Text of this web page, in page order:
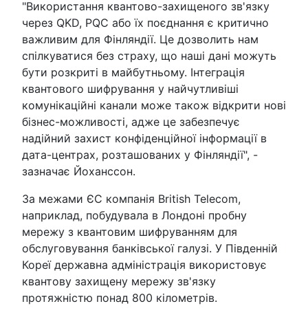
"Використання квантово-захищеного зв'язку
через QKD, PQC або їх поєднання є критично
важливим для Фінляндії. Це дозволить нам
спілкуватися без страху, що наші дані можуть
бути розкриті в майбутньому. Інтеграція
квантового шифрування у найчутливіші
комунікаційні канали може також відкрити нові
бізнес-можливості, адже це забезпечує
надійний захист конфіденційної інформації в
дата-центрах, розташованих у Фінляндії", -
зазначає Йоханссон.
За межами ЄС компанія British Telecom,
наприклад, побудувала в Лондоні пробну
мережу з квантовим шифруванням для
обслуговування банківської галузі. У Південній
Кореї державна адміністрація використовує
квантову захищену мережу зв'язку
протяжністю понад 800 кілометрів.